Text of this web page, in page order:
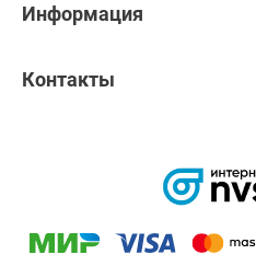
Информация
Контакты